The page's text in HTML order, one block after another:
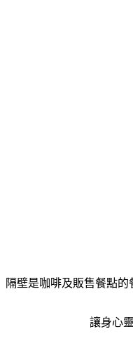
隔壁是咖啡及販售餐點
讓身心